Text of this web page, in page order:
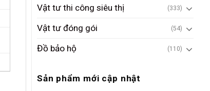
Vật tư thi công siêu thị (333)
Vật tư đóng gói (54)
Đồ bảo hộ (110)
Sản phẩm mới cập nhật